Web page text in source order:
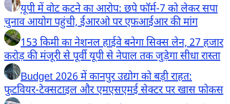
यूपी में वोट कटने का आरोप: छपे फॉर्म-7 को लेकर सपा
चुनाव आयोग पहुंची, ईआरओ पर एफआईआर की मांग
153 किमी का नेशनल हाईवे बनेगा सिक्स लेन, 27 हजार
करोड़ की मंजूरी से पूर्वी यूपी से नेपाल तक जुड़ेगा सीधा रास्ता
Budget 2026 में कानपुर उद्योग को बड़ी राहत:
फुटवियर-टेक्सटाइल और एमएसएमई सेक्टर पर खास फोकस